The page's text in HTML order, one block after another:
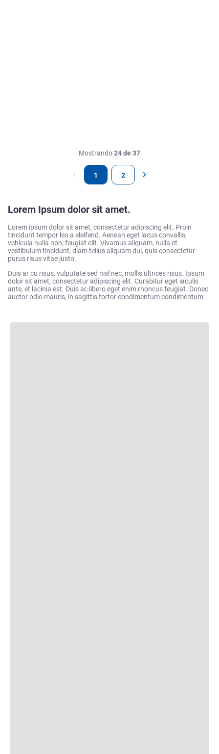
Mostrando24 de 37
1 2
Lorem Ipsum dolor sit amet.
Lorem ipsum dolor sit amet, consectetur adipiscing elit. Proin
tincidunt tempor leo a eleifend. Aenean eget lacus convallis,
vehicula nulla non, feugiat elit. Vivamus aliquam, nulla et
vestibulum tincidunt, diam tellus aliquam dui, quis consectetur
purus risus vitae justo.
Duis ar cu risus, vulputate sed nisl nec, mollis ultrices risus. Ipsum
dolor sit amet, consectetur adipiscing elit. Curabitur eget iaculis
ante, et lacinia est. Duis ac libero eget enim rhoncus feugiat. Donec
auctor odio mauris, in sagittis tortor condimentum condimentum.